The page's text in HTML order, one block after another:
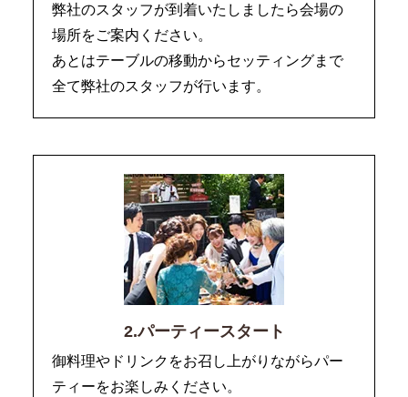
弊社のスタッフが到着いたしましたら会場の
場所をご案内ください。
あとはテーブルの移動からセッティングまで
全て弊社のスタッフが行います。
2.パーティースタート
御料理やドリンクをお召し上がりながらパー
ティーをお楽しみください。